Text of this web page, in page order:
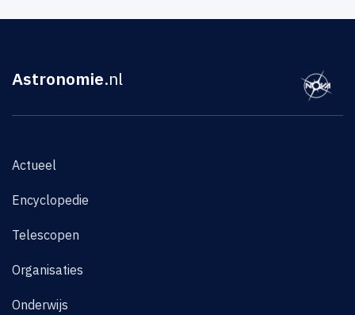
Astronomie.nl
Actueel
Encyclopedie
Telescopen
Organisaties
Onderwijs